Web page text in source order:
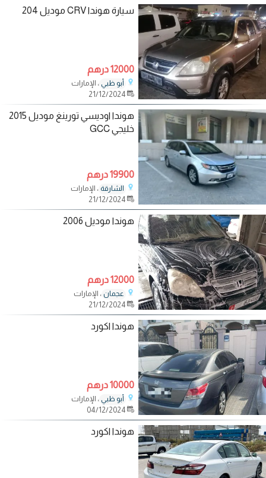
سيارة هوندا CRV موديل 204
12000 درهم
أبو ظبي ، الإمارات
هوندا اوديسي تورينغ موديل 2015
خليجي GCC
19900 درهم
الشارقة ، الإمارات
هوندا موديل 2006
12000 درهم
عجمان ، الإمارات
هوندا اكورد
10000 درهم
أبو ظبي ، الإمارات
هوندا اكورد